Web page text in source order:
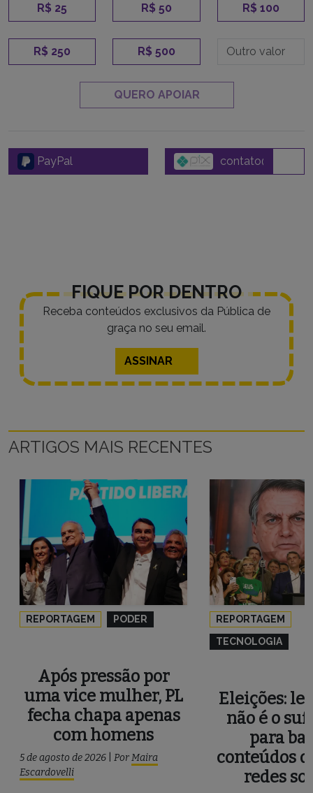
R$ 25 R$ 50 R$ 100
R$ 250 R$ 500
QUERO APOIAR
PayPal
FIQUE POR DENTRO
Receba conteúdos exclusivos da Pública de
graça no seu email.
ASSINAR
ARTIGOS MAIS RECENTES
REPORTAGEM PODER
Após pressão por
uma vice mulher, PL
fecha chapa apenas
com homens
5 de agosto de 2026 PorMaira
Escardovelli
REPORTAGEM
TECNOLOGIA
Eleições:
não é o
para
conteúdos
redes